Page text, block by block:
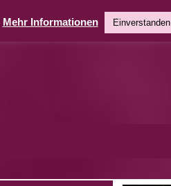
Mehr Informationen Einverstanden